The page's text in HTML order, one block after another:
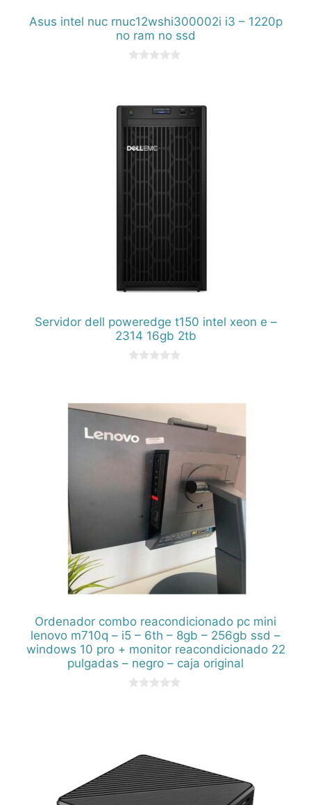
Asus intel nuc rnuc12wshi300002i i3 – 1220p
no ram no ssd
Servidor dell poweredge t150 intel xeon e –
2314 16gb 2tb
Ordenador combo reacondicionado pc mini
lenovo m710q – i5 – 6th – 8gb – 256gb ssd –
windows 10 pro + monitor reacondicionado 22
pulgadas – negro – caja original